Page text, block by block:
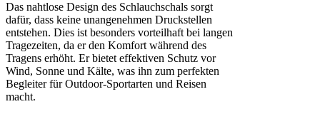
Das nahtlose Design des Schlauchschals sorgt
dafür, dass keine unangenehmen Druckstellen
entstehen. Dies ist besonders vorteilhaft bei langen
Tragezeiten, da er den Komfort während des
Tragens erhöht. Er bietet effektiven Schutz vor
Wind, Sonne und Kälte, was ihn zum perfekten
Begleiter für Outdoor-Sportarten und Reisen
macht.